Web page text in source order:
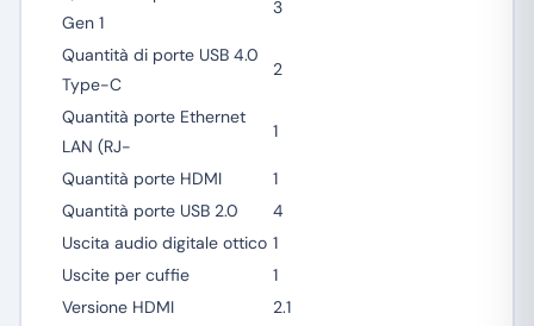
Gen 1
3
Quantità di porte USB 4.0
Type-C
2
Quantità porte Ethernet
LAN (RJ-
1
Quantità porte HDMI
1
Quantità porte USB 2.0
4
Uscita audio digitale ottico 1
Uscite per cuffie
1
Versione HDMI
2.1